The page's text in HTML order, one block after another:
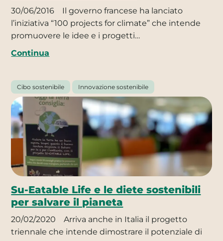
30/06/2016
Il governo francese ha lanciato
l’iniziativa “100 projects for climate” che intende
promuovere le idee e i progetti…
Continua
Cibo sostenibile Innovazione sostenibile
Su-Eatable Life e le diete sostenibili
per salvare il pianeta
20/02/2020
Arriva anche in Italia il progetto
triennale che intende dimostrare il potenziale di